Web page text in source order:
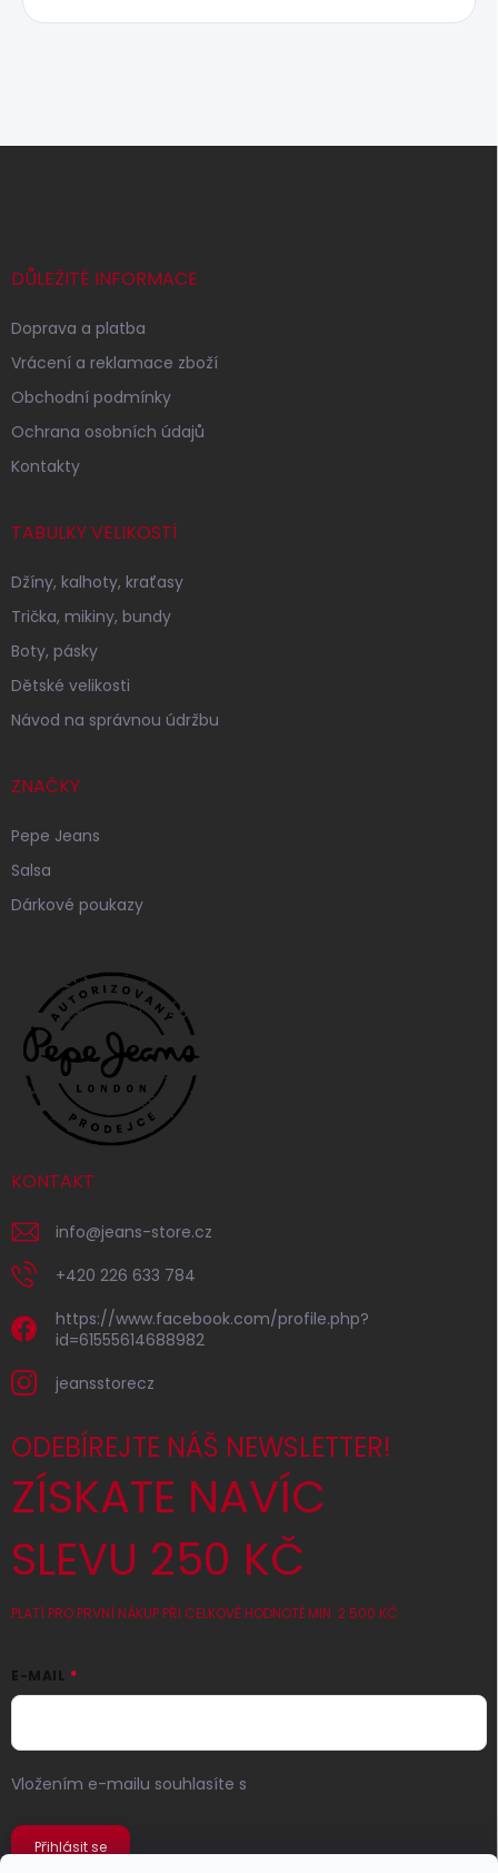
Z
DŮLEŽITÉ INFORMACE
Doprava a platba
Vrácení a reklamace zboží
Obchodní podmínky
Ochrana osobních údajů
Kontakty
TABULKY VELIKOSTÍ
Džíny, kalhoty, kraťasy
Trička, mikiny, bundy
Boty, pásky
Dětské velikosti
Návod na správnou údržbu
ZNAČKY
Pepe Jeans
Salsa
Dárkové poukazy
KONTAKT
info@jeans-store.cz
+420 226 633 784
https://www.facebook.com/profile.php?
id=61555614688982
jeansstorecz
ODEBÍREJTE NÁŠ NEWSLETTER!
ZÍSKATE NAVÍC
SLEVU 250 KČ
PLATÍ PRO PRVNÍ NÁKUP PŘI CELKOVÉ HODNOTĚ MIN. 2 500 KČ
E-MAIL
Vložením e-mailu souhlasíte s
Přihlásit se